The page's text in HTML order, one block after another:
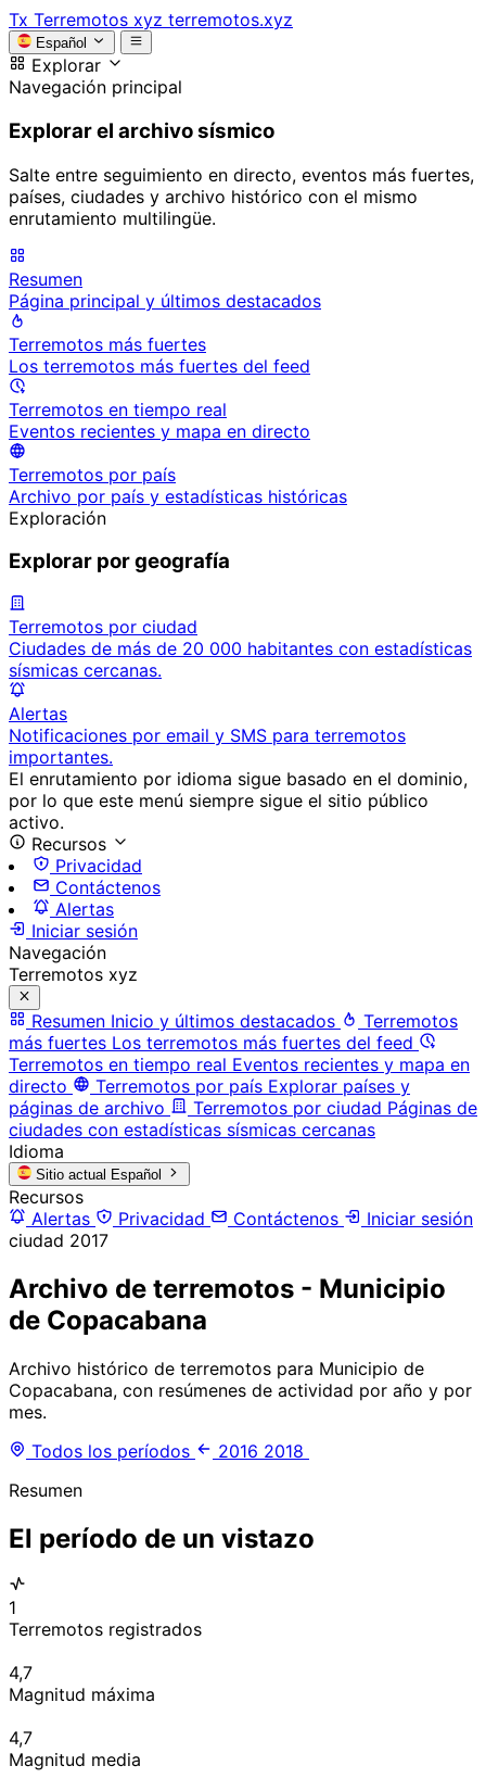
Tx Terremotos xyz terremotos.xyz
Español
Explorar
Navegación principal
Explorar el archivo sísmico
Salte entre seguimiento en directo, eventos más fuertes,
países, ciudades y archivo histórico con el mismo
enrutamiento multilingüe.
Resumen
Página principal y últimos destacados
Terremotos más fuertes
Los terremotos más fuertes del feed
Terremotos en tiempo real
Eventos recientes y mapa en directo
Terremotos por país
Archivo por país y estadísticas históricas
Exploración
Explorar por geografía
Terremotos por ciudad
Ciudades de más de 20 000 habitantes con estadísticas
sísmicas cercanas.
Alertas
Notificaciones por email y SMS para terremotos
importantes.
El enrutamiento por idioma sigue basado en el dominio,
por lo que este menú siempre sigue el sitio público
activo.
Recursos
Privacidad
Contáctenos
Alertas
Iniciar sesión
Navegación
Terremotos xyz
Resumen Inicio y últimos destacados
Terremotos
más fuertes Los terremotos más fuertes del feed
Terremotos en tiempo real Eventos recientes y mapa en
directo
Terremotos por país Explorar países y
páginas de archivo
Terremotos por ciudad Páginas de
ciudades con estadísticas sísmicas cercanas
Idioma
Sitio actual Español
Recursos
Alertas
Privacidad Contáctenos
Iniciar sesión
ciudad 2017
Archivo de terremotos - Municipio
de Copacabana
Archivo histórico de terremotos para Municipio de
Copacabana, con resúmenes de actividad por año y por
mes.
Todos los períodos
2016 2018
Resumen
El período de un vistazo
1
Terremotos registrados
4,7
Magnitud máxima
4,7
Magnitud media